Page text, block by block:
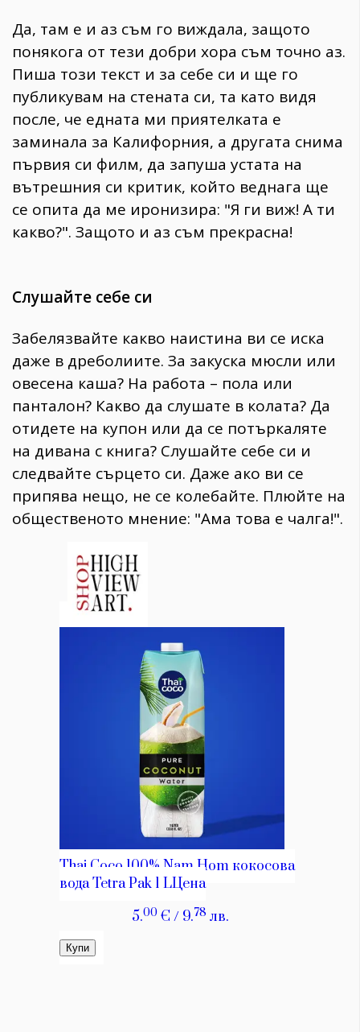
Да, там е и аз съм го виждала, защото
понякога от тези добри хора съм точно аз.
Пиша този текст и за себе си и ще го
публикувам на стената си, та като видя
после, че едната ми приятелката е
заминала за Калифорния, а другата снима
първия си филм, да запуша устата на
вътрешния си критик, който веднага ще
се опита да ме иронизира: "Я ги виж! А ти
какво?". Защото и аз съм прекрасна!
Слушайте себе си
Забелязвайте какво наистина ви се иска
даже в дреболиите. За закуска мюсли или
овесена каша? На работа – пола или
панталон? Какво да слушате в колата? Да
отидете на купон или да се потъркаляте
на дивана с книга? Слушайте себе си и
следвайте сърцето си. Даже ако ви се
припява нещо, не се колебайте. Плюйте на
общественото мнение: "Ама това е чалга!".